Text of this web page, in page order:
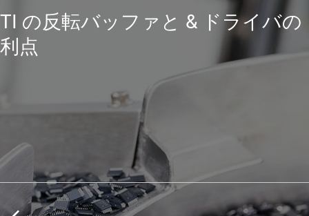
TI の反転バッファと & ドライバの
利点